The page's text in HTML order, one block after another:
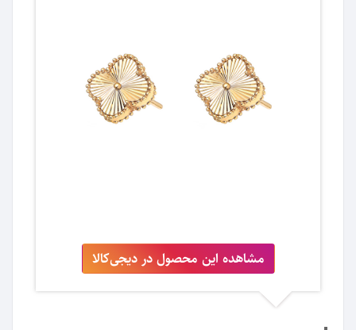
مشاهده این محصول در دیجی‌کالا